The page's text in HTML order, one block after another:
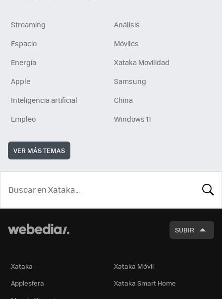
Streaming
Análisis
Espacio
Móviles
Energía
Xataka Movilidad
Apple
Samsung
Inteligencia artificial
China
Empleo
Windows 11
VER MÁS TEMAS
SUBIR
Xataka
Xataka Móvil
Applesfera
Xataka Smart Home